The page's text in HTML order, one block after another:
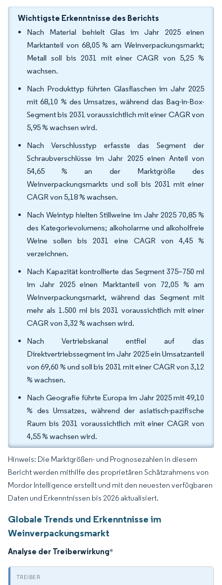
Wichtigste Erkenntnisse des Berichts
Nach Material behielt Glas im Jahr 2025 einen
Marktanteil von 68,05 % am Weinverpackungsmarkt;
Metall soll bis 2031 mit einer CAGR von 5,25 %
wachsen.
Nach Produkttyp führten Glasflaschen im Jahr 2025
mit 68,10 % des Umsatzes, während das Bag-in-Box-
Segment bis 2031 voraussichtlich mit einer CAGR von
5,95 % wachsen wird.
Nach Verschlusstyp erfasste das Segment der
Schraubverschlüsse im Jahr 2025 einen Anteil von
54,65 % an der Marktgröße des
Weinverpackungsmarkts und soll bis 2031 mit einer
CAGR von 5,18 % wachsen.
Nach Weintyp hielten Stillweine im Jahr 2025 70,85 %
des Kategorievolumens; alkoholarme und alkoholfreie
Weine sollen bis 2031 eine CAGR von 4,45 %
verzeichnen.
Nach Kapazität kontrollierte das Segment 375–750 ml
im Jahr 2025 einen Marktanteil von 72,05 % am
Weinverpackungsmarkt, während das Segment mit
mehr als 1.500 ml bis 2031 voraussichtlich mit einer
CAGR von 3,32 % wachsen wird.
Nach Vertriebskanal entfiel auf das
Direktvertriebssegment im Jahr 2025 ein Umsatzanteil
von 69,60 % und soll bis 2031 mit einer CAGR von 3,12
% wachsen.
Nach Geografie führte Europa im Jahr 2025 mit 49,10
% des Umsatzes, während der asiatisch-pazifische
Raum bis 2031 voraussichtlich mit einer CAGR von
4,55 % wachsen wird.
Hinweis: Die Marktgrößen- und Prognosezahlen in diesem
Bericht werden mithilfe des proprietären Schätzrahmens von
Mordor Intelligence erstellt und mit den neuesten verfügbaren
Daten und Erkenntnissen bis 2026 aktualisiert.
Globale Trends und Erkenntnisse im
Weinverpackungsmarkt
Analyse der Treiberwirkung*